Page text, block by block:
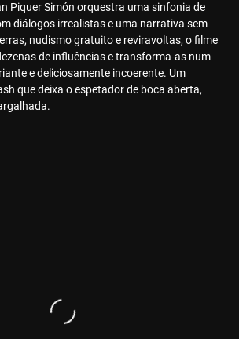
Piquer Simón orquestra uma sinfonia de
diálogos irrealistas e uma narrativa sem
nudismo gratuito e reviravoltas, o filme
de influências e transforma-as num
e deliciosamente incoerente. Um
que deixa o espetador de boca aberta,